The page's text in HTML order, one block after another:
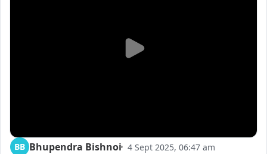
BB Bhupendra Bishnoi 4 Sept 2025, 06:47 am